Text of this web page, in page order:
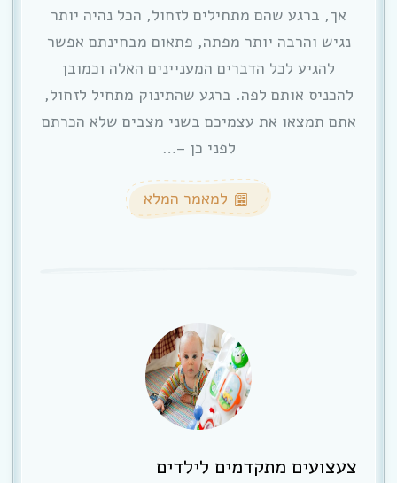
אך, ברגע שהם מתחילים לזחול, הכל נהיה יותר
נגיש והרבה יותר מפתה, פתאום מבחינתם אפשר
להגיע לכל הדברים המעניינים האלה וכמובן
להכניס אותם לפה. ברגע שהתינוק מתחיל לזחול,
אתם תמצאו את עצמיכם בשני מצבים שלא הכרתם
לפני כן –…
למאמר המלא
צעצועים מתקדמים לילדים